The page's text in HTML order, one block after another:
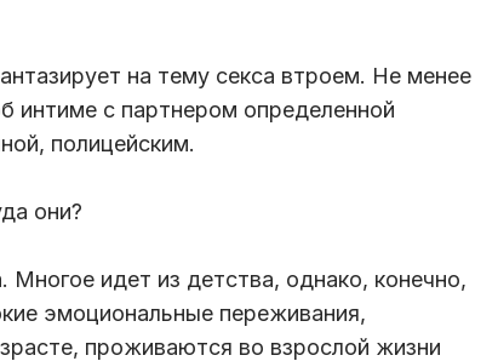
на тему секса втроем. Не менее
интиме с партнером определенной
полицейским.
они?
Многое идет из детства, однако, конечно,
эмоциональные переживания,
проживаются во взрослой жизни